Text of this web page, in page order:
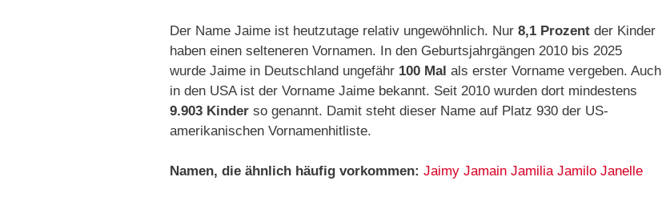
Der Name Jaime ist heutzutage relativ ungewöhnlich. Nur 8,1 Prozent der Kinder
haben einen selteneren Vornamen. In den Geburtsjahrgängen 2010 bis 2025
wurde Jaime in Deutschland ungefähr 100 Mal als erster Vorname vergeben. Auch
in den USA ist der Vorname Jaime bekannt. Seit 2010 wurden dort mindestens
9.903 Kinder so genannt. Damit steht dieser Name auf Platz 930 der US-
amerikanischen Vornamenhitliste.
Namen, die ähnlich häufig vorkommen: Jaimy Jamain Jamilia Jamilo Janelle